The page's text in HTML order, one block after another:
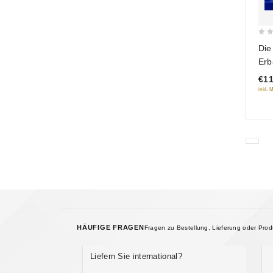
of
5
inkl.
HÄUFIGE FRAGENFragen zu Bestellung, Lieferung oder
Liefern Sie international?